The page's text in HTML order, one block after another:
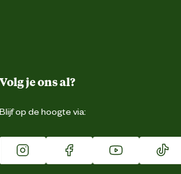
Volg je ons al?
Blijf op de hoogte via: